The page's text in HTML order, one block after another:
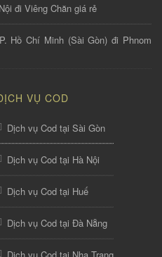
đi Viêng Chăn giá rẻ
Hồ Chí Minh (Sài Gòn) đi Phnom
VỤ COD
Dịch vụ Cod tại Sài Gòn
Dịch vụ Cod tại Hà Nội
Dịch vụ Cod tại Huế
Dịch vụ Cod tại Đà Nẵng
Dịch vụ Cod tại Nha Trang